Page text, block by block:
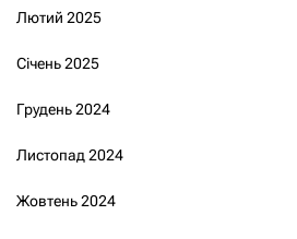
Лютий 2025
Січень 2025
Грудень 2024
Листопад 2024
Жовтень 2024